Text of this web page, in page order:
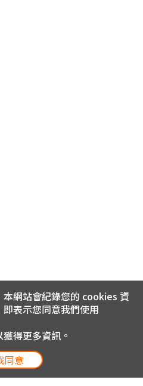
網站會紀錄您的 cookies 資
表示您同意我們使用
獲得更多資訊。
同意